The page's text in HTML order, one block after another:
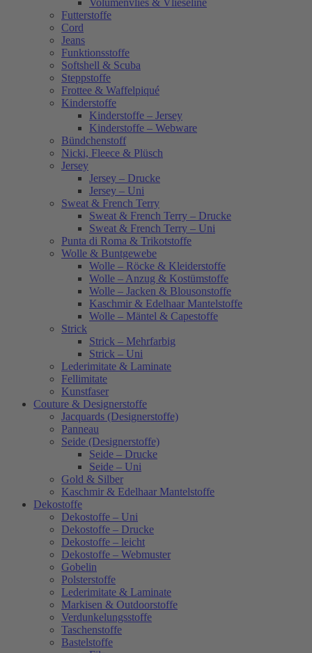
Volumenvlies & Vlieseline
Futterstoffe
Cord
Jeans
Funktionsstoffe
Softshell & Scuba
Steppstoffe
Frottee & Waffelpiqué
Kinderstoffe
Kinderstoffe – Jersey
Kinderstoffe – Webware
Bündchenstoff
Nicki, Fleece & Plüsch
Jersey
Jersey – Drucke
Jersey – Uni
Sweat & French Terry
Sweat & French Terry – Drucke
Sweat & French Terry – Uni
Punta di Roma & Trikotstoffe
Wolle & Buntgewebe
Wolle – Röcke & Kleiderstoffe
Wolle – Anzug & Kostümstoffe
Wolle – Jacken & Blousonstoffe
Kaschmir & Edelhaar Mantelstoffe
Wolle – Mäntel & Capestoffe
Strick
Strick – Mehrfarbig
Strick – Uni
Lederimitate & Laminate
Fellimitate
Kunstfaser
Couture & Designerstoffe
Jacquards (Designerstoffe)
Panneau
Seide (Designerstoffe)
Seide – Drucke
Seide – Uni
Gold & Silber
Kaschmir & Edelhaar Mantelstoffe
Dekostoffe
Dekostoffe – Uni
Dekostoffe – Drucke
Dekostoffe – leicht
Dekostoffe – Webmuster
Gobelin
Polsterstoffe
Lederimitate & Laminate
Markisen & Outdoorstoffe
Verdunkelungsstoffe
Taschenstoffe
Bastelstoffe